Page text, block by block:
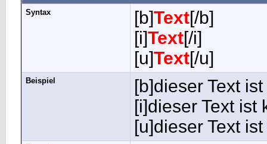
Syntax [b]Text[/b]
[i]Text[/i]
[u]Text[/u]
Beispiel
[b]dieser Text
[i]dieser Text ist
[u]dieser Text